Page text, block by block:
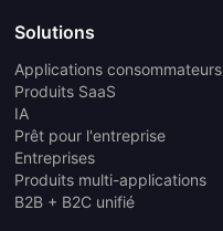
Solutions
Applications consommateurs
Produits SaaS
IA
Prêt pour l'entreprise
Entreprises
Produits multi-applications
B2B + B2C unifié